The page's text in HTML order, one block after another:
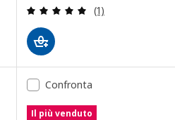
Recensione: 5
(1)
Confronta
Il più venduto